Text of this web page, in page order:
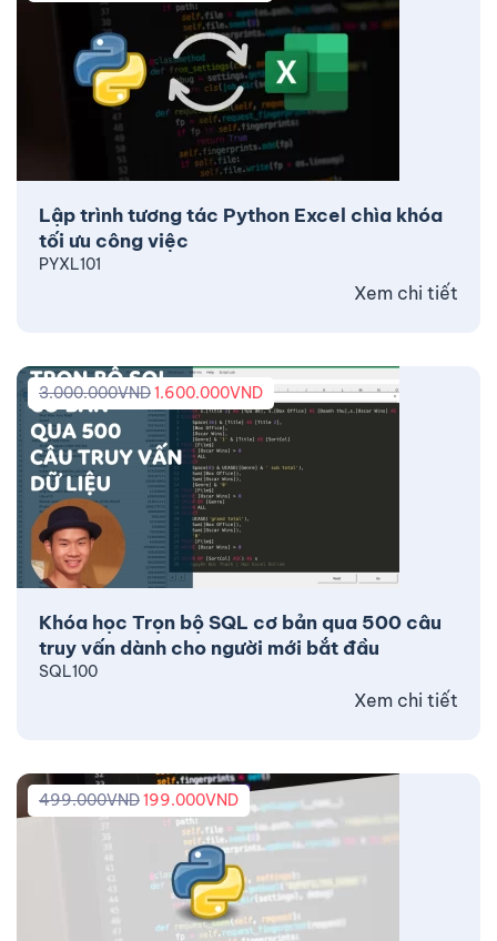
Lập trình tương tác Python Excel chìa khóa
tối ưu công việc
PYXL101
Xem chi tiết
Khóa học Trọn bộ SQL cơ bản qua 500 câu
truy vấn dành cho người mới bắt đầu
3.000.000VND1.600.000VND
SQL100
Xem chi tiết
499.000VND199.000VND